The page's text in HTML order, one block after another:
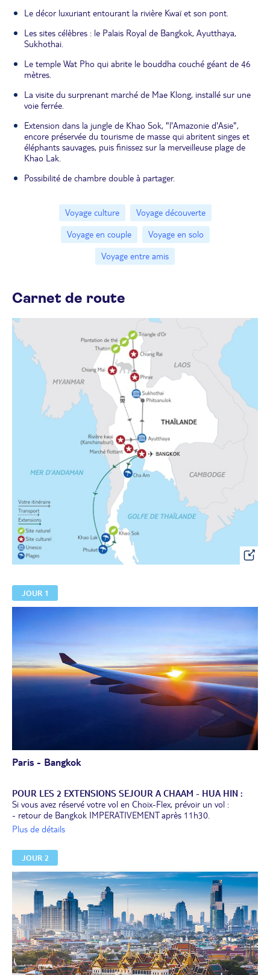
Le décor luxuriant entourant la rivière Kwaï et son pont.
Les sites célèbres : le Palais Royal de Bangkok, Ayutthaya,
Sukhothai.
Le temple Wat Pho qui abrite le bouddha couché géant de 46
mètres.
La visite du surprenant marché de Mae Klong, installé sur une
voie ferrée.
Extension dans la jungle de Khao Sok, "l'Amazonie d'Asie",
encore préservée du tourisme de masse qui abritent singes et
éléphants sauvages, puis finissez sur la merveilleuse plage de
Khao Lak.
Possibilité de chambre double à partager.
Voyage culture
Voyage découverte
Voyage en couple
Voyage en solo
Voyage entre amis
Carnet de route
JOUR 1
Paris - Bangkok
POUR LES 2 EXTENSIONS SEJOUR A CHAAM - HUA HIN :
Si vous avez réservé votre vol en Choix-Flex, prévoir un vol :
- retour de Bangkok IMPERATIVEMENT après 11h30.
Si l’horaire du vol retour n’est pas respecté, la dernière nuit de
Envol à destination de Bangkok.
Nuit à bord.
Plus de détails
JOUR 2